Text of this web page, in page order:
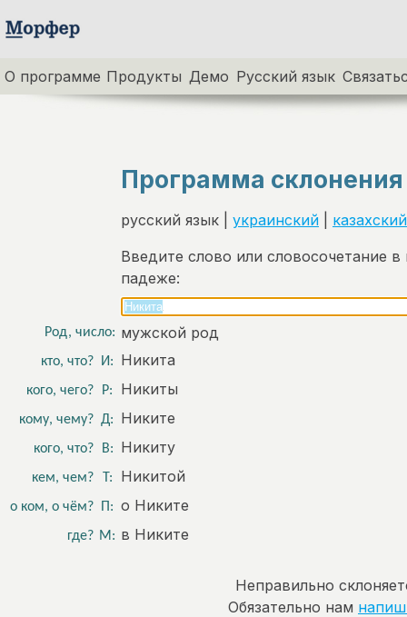
О программе Продукты Демо Русский язык
Программа
русский язык | украинский
казахский
Введите слово или словосочетание
падеже:
Род, число: мужской род
кто, что? И: Никита
кого, чего? Р: Никиты
кому, чему? Д: Никите
кого, что? В: Никиту
кем, чем? Т: Никитой
о ком, о чём? П: о Никите
где? М: в Никите
Неправильно
Обязательно нам